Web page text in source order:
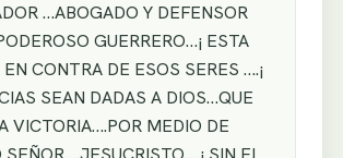
…ABOGADO Y DEFENSOR
GUERRERO…¡ ESTA
CONTRA DE ESOS SERES ….¡
SEAN DADAS A DIOS…QUE
VICTORIA….POR MEDIO DE